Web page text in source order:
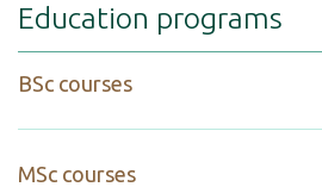
Education programs
BSc courses
MSc courses